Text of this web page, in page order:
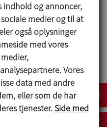
A/S
DK-7000
indhold og annoncer,
medier og til at
også oplysninger
med vores
Vores
data med andre
eller som de har
tjenester. Side med